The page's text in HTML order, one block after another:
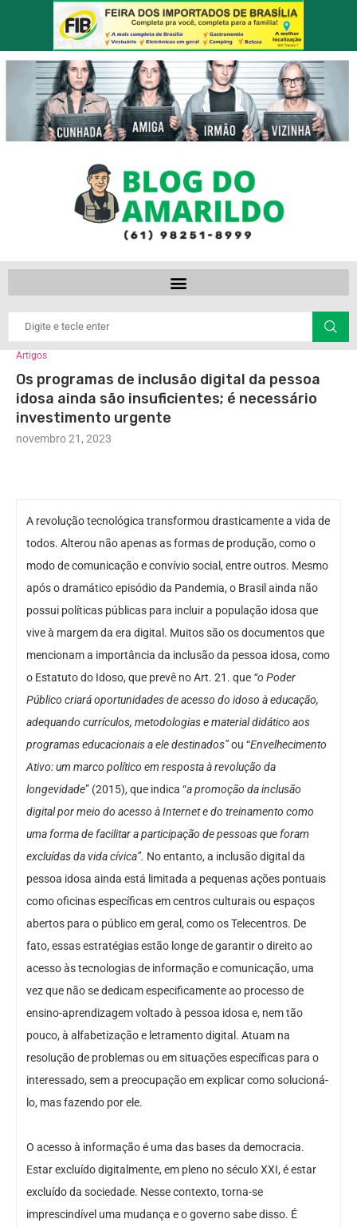
Artigos
Os programas de inclusão digital da pessoa
idosa ainda são insuficientes; é necessário
investimento urgente
novembro 21, 2023
A revolução tecnológica transformou drasticamente a vida de
todos. Alterou não apenas as formas de produção, como o
modo de comunicação e convívio social, entre outros. Mesmo
após o dramático episódio da Pandemia, o Brasil ainda não
possui políticas públicas para incluir a população idosa que
vive à margem da era digital. Muitos são os documentos que
mencionam a importância da inclusão da pessoa idosa, como
o Estatuto do Idoso, que prevê no Art. 21. que “o Poder
Público criará oportunidades de acesso do idoso à educação,
adequando currículos, metodologias e material didático aos
programas educacionais a ele destinados”ou “Envelhecimento
Ativo: um marco político em resposta à revolução da
longevidade” (2015), que indica “a promoção da inclusão
digital por meio do acesso à Internet e do treinamento como
uma forma de facilitar a participação de pessoas que foram
excluídas da vida cívica”. No entanto, a inclusão digital da
pessoa idosa ainda está limitada a pequenas ações pontuais
como oficinas específicas em centros culturais ou espaços
abertos para o público em geral, como os Telecentros. De
fato, essas estratégias estão longe de garantir o direito ao
acesso às tecnologias de informação e comunicação, uma
vez que não se dedicam especificamente ao processo de
ensino-aprendizagem voltado à pessoa idosa e, nem tão
pouco, à alfabetização e letramento digital. Atuam na
resolução de problemas ou em situações específicas para o
interessado, sem a preocupação em explicar como solucioná-
lo, mas fazendo por ele.
O acesso à informação é uma das bases da democracia.
Estar excluído digitalmente, em pleno no século XXI, é estar
excluído da sociedade. Nesse contexto, torna-se
imprescindível uma mudança e o governo sabe disso. É